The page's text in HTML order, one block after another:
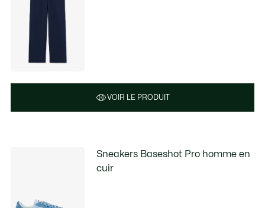
VOIR LE PRODUIT
Sneakers Baseshot Pro homme en
cuir